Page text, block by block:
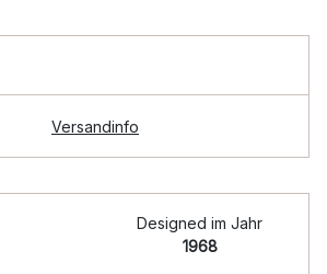
Versandinfo
Designed im Jahr
1968